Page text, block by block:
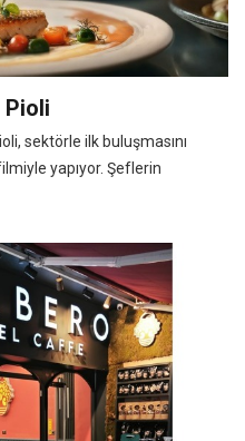
Pioli
sektörle ilk buluşmasını
yapıyor. Şeflerin